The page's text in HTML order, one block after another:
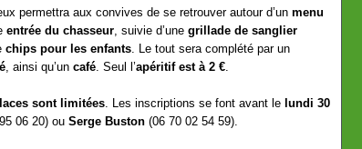
permettra aux convives de se retrouver autour d’un menu
entrée du chasseur, suivie d’une grillade de sanglier
chips pour les enfants. Le tout sera complété par un
, ainsi qu’un café. Seul l’apéritif est à 2 €.
sont limitées. Les inscriptions se font avant le lundi 30
06 20) ou Serge Buston (06 70 02 54 59).